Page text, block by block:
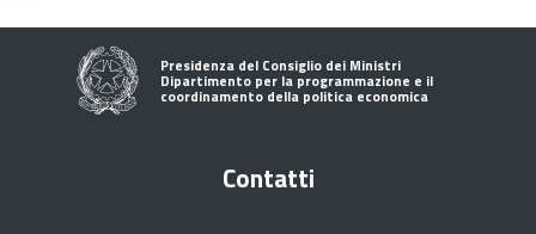
Presidenza del Consiglio dei Ministri
Dipartimento per la programmazione e il
coordinamento della politica economica
Contatti